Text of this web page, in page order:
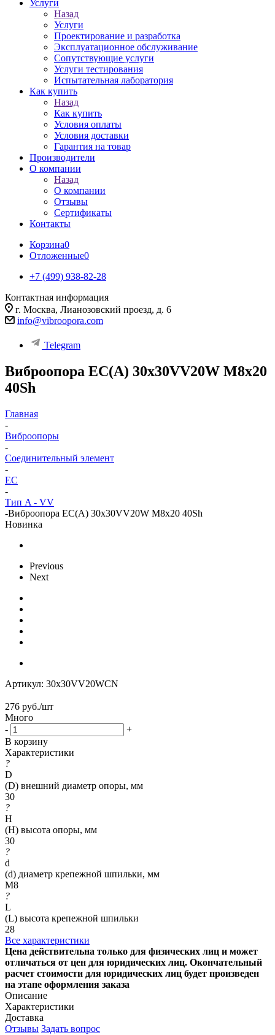
Услуги
Назад
Услуги
Проектирование и разработка
Эксплуатационное обслуживание
Сопутствующие услуги
Услуги тестирования
Испытательная лаборатория
Как купить
Назад
Как купить
Условия оплаты
Условия доставки
Гарантия на товар
Производители
О компании
Назад
О компании
Отзывы
Сертификаты
Контакты
Корзина0
Отложенные0
+7 (499) 938-82-28
Контактная информация
г. Москва, Лианозовский проезд, д. 6
info@vibroopora.com
Telegram
Виброопора EC(A) 30x30VV20W M8x20
40Sh
Главная
-
Виброопоры
-
Cоединительный элемент
-
EC
-
Тип A - VV
-Виброопора EC(A) 30x30VV20W M8x20 40Sh
Новинка
Previous
Next
Артикул: 30x30VV20WCN
276 руб./шт
Много
-
+
В корзину
Характеристики
?
D
(D) внешний диаметр опоры, мм
30
?
H
(H) высота опоры, мм
30
?
d
(d) диаметр крепежной шпильки, мм
M8
?
L
(L) высота крепежной шпильки
28
Все характеристики
Цена действительна только для физических лиц и может
отличаться от цен для юридических лиц. Окончательный
расчет стоимости для юридических лиц будет произведен
на этапе оформления заказа
Описание
Характеристики
Доставка
Отзывы Задать вопрос